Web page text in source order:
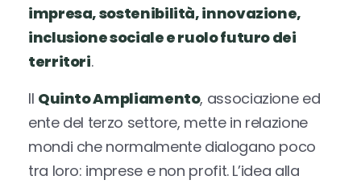
impresa, sostenibilità, innovazione,
inclusione sociale e ruolo futuro dei
territori.
Il Quinto Ampliamento, associazione ed
ente del terzo settore, mette in relazione
mondi che normalmente dialogano poco
tra loro: imprese e non profit. L’idea alla